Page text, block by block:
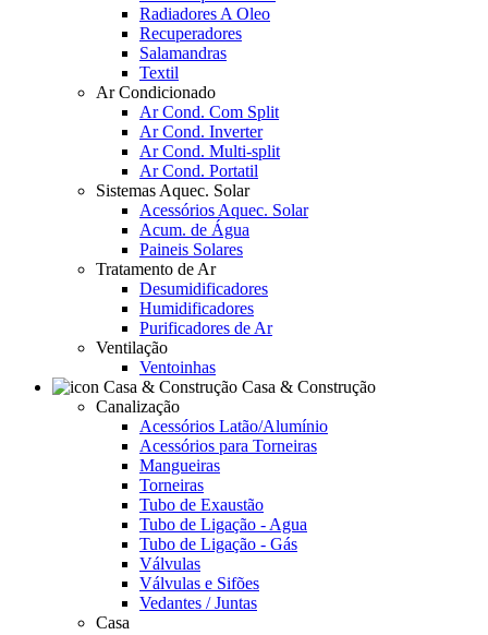
Radiadores A Oleo
Recuperadores
Salamandras
Textil
Ar Condicionado
Ar Cond. Com Split
Ar Cond. Inverter
Ar Cond. Multi-split
Ar Cond. Portatil
Sistemas Aquec. Solar
Acessórios Aquec. Solar
Acum. de Água
Paineis Solares
Tratamento de Ar
Desumidificadores
Humidificadores
Purificadores de Ar
Ventilação
Ventoinhas
Casa & Construção
Canalização
Acessórios Latão/Alumínio
Acessórios para Torneiras
Mangueiras
Torneiras
Tubo de Exaustão
Tubo de Ligação - Agua
Tubo de Ligação - Gás
Válvulas
Válvulas e Sifões
Vedantes / Juntas
Casa